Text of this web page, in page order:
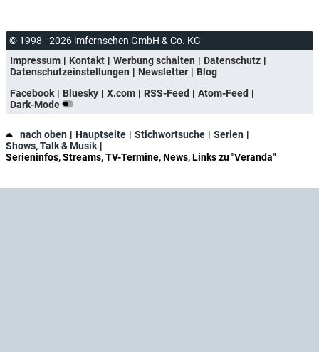
© 1998 - 2026 imfernsehen GmbH & Co. KG
Impressum
Kontakt Werbung schalten
Datenschutz
Datenschutzeinstellungen
Newsletter
Blog
Facebook
Bluesky X.com RSS-Feed
Atom-Feed
Dark-Mode
nach oben Hauptseite Stichwortsuche
Serien
Shows, Talk & Musik
Serieninfos, Streams, TV-Termine, News, Links zu "Veranda"